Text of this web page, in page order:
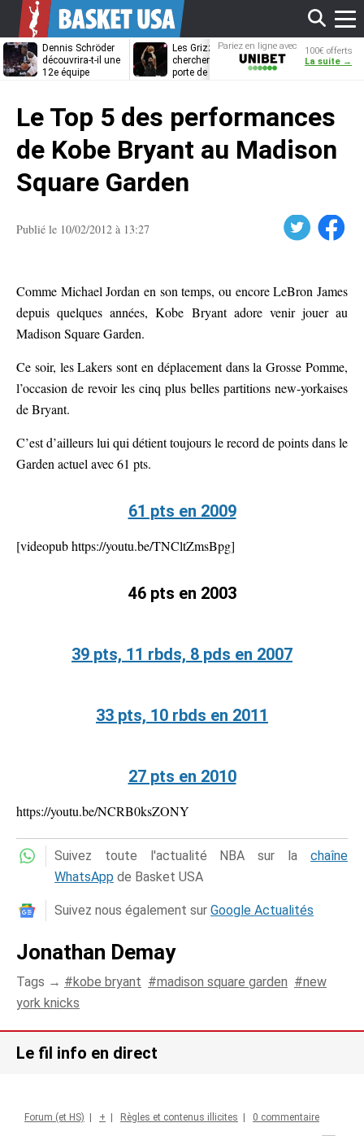
Dennis Schröder
découvrira-t-il une
12e équipe
Les Grizzlies
cherchent déjà une
porte de sortie
Dwane Casey
bientôt coach
Pariez en ligne avec
Unibet
100€ offerts
La suite →
Le Top 5 des performances
de Kobe Bryant au Madison
Square Garden
Publié le 10/02/2012 à 13:27 Facebook
Comme Michael Jordan en son temps, ou encore LeBron James
depuis quelques années, Kobe Bryant adore venir jouer au
Madison Square Garden.
Ce soir, les Lakers sont en déplacement dans la Grosse Pomme,
l’occasion de revoir les cinq plus belles partitions new-yorkaises
de Bryant.
C’est d’ailleurs lui qui détient toujours le record de points dans le
Garden actuel avec 61 pts.
61 pts en 2009
[videopub https://youtu.be/TNCltZmsBpg]
46 pts en 2003
39 pts, 11 rbds, 8 pds en 2007
33 pts, 10 rbds en 2011
27 pts en 2010
https://youtu.be/NCRB0ksZONY
Suivez toute l'actualité NBA sur la chaîne
WhatsApp de Basket USA
Suivez nous également sur Google Actualités
Jonathan Demay
Tags → kobe bryant madison square garden
new
york knicks
Le fil info en direct
Forum (et HS) + Règles et contenus illicites 0 commentaire